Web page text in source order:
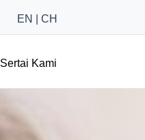
EN CH
Sertai Kami